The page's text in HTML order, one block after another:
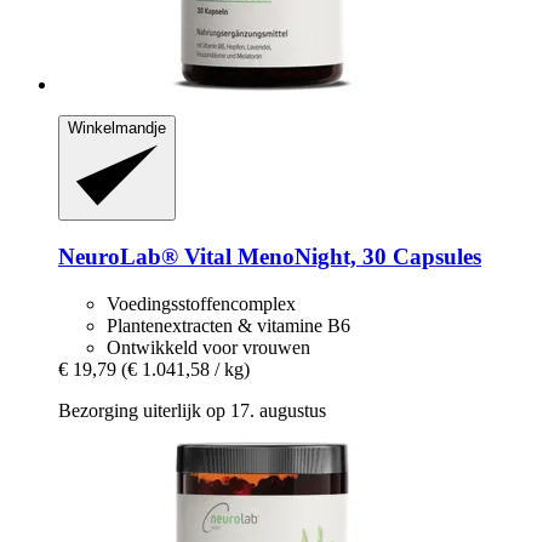
Winkelmandje
NeuroLab® Vital MenoNight, 30 Capsules
Voedingsstoffencomplex
Plantenextracten & vitamine B6
Ontwikkeld voor vrouwen
€ 19,79 (€ 1.041,58 / kg)
Bezorging uiterlijk op 17. augustus